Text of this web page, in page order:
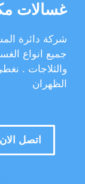
غسالات
شركة دائرة
جميع انواع
والثلاجات .
الظهران
اتصل الان